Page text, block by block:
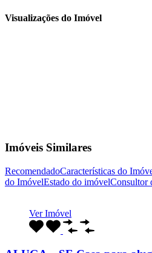
Visualizações do Imóvel
Imóveis Similares
RecomendadoCaracterísticas do
do ImóvelEstado do imóvelConsultor
Ver Imóvel